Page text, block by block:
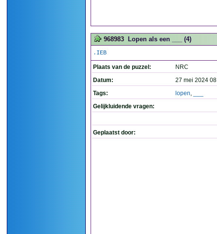
968983 Lopen als een ___ (4)
.IEB
Plaats van de puzzel:
NRC
Datum:
27 mei 2024
Tags:
lopen,
Gelijkluidende vragen:
Geplaatst door: